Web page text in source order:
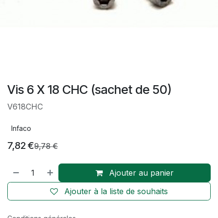
Vis 6 X 18 CHC (sachet de 50)
V618CHC
Infaco
7,82€9,78€
Ajouter au panier
Ajouter à la liste de souhaits